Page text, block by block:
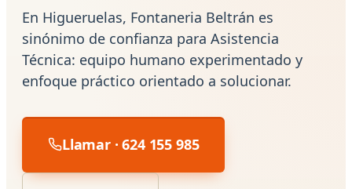
En Higueruelas, Fontaneria Beltrán es
sinónimo de confianza para Asistencia
Técnica: equipo humano experimentado y
enfoque práctico orientado a solucionar.
Llamar · 624 155 985